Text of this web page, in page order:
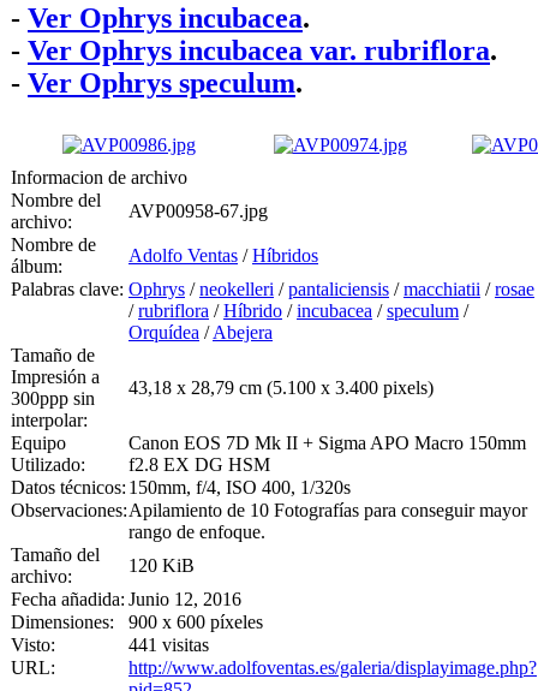
- Ver Ophrys incubacea.
- Ver Ophrys incubacea var. rubriflora.
- Ver Ophrys speculum.
Informacion de archivo
Nombre del
archivo:
AVP00958-67.jpg
Nombre de
álbum:
Adolfo Ventas /Híbridos
Palabras clave: Ophrys /neokelleri /pantaliciensis /macchiatii /rosae
/rubriflora /Híbrido /incubacea /speculum /
Orquídea /Abejera
Tamaño de
Impresión a
300ppp sin
interpolar:
43,18 x 28,79 cm (5.100 x 3.400 pixels)
Equipo
Utilizado:
Canon EOS 7D Mk II + Sigma APO Macro 150mm
f2.8 EX DG HSM
Datos técnicos: 150mm, f/4, ISO 400, 1/320s
Observaciones:Apilamiento de 10 Fotografías para conseguir mayor
rango de enfoque.
Tamaño del
archivo:
120 KiB
Fecha añadida: Junio 12, 2016
Dimensiones:
900 x 600 píxeles
Visto:
441 visitas
URL:
http://www.adolfoventas.es/galeria/displayimage.php?